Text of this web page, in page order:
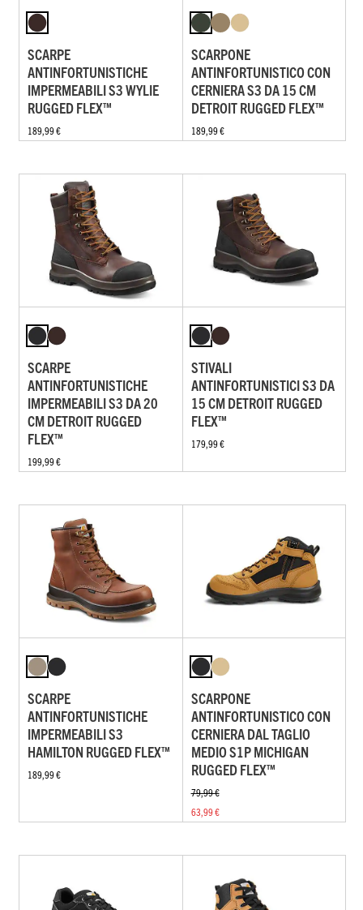
SCARPE
ANTINFORTUNISTICHE
IMPERMEABILI S3 WYLIE
RUGGED FLEX™
189,99 €
SCARPONE
ANTINFORTUNISTICO CON
CERNIERA S3 DA 15 CM
DETROIT RUGGED FLEX™
189,99 €
SCARPE
ANTINFORTUNISTICHE
IMPERMEABILI S3 DA 20
CM DETROIT RUGGED
FLEX™
199,99 €
STIVALI
ANTINFORTUNISTICI S3 DA
15 CM DETROIT RUGGED
FLEX™
179,99 €
SCARPE
ANTINFORTUNISTICHE
IMPERMEABILI S3
HAMILTON RUGGED FLEX™
189,99 €
SCARPONE
ANTINFORTUNISTICO CON
CERNIERA DAL TAGLIO
MEDIO S1P MICHIGAN
RUGGED FLEX™
79,99 €
63,99 €